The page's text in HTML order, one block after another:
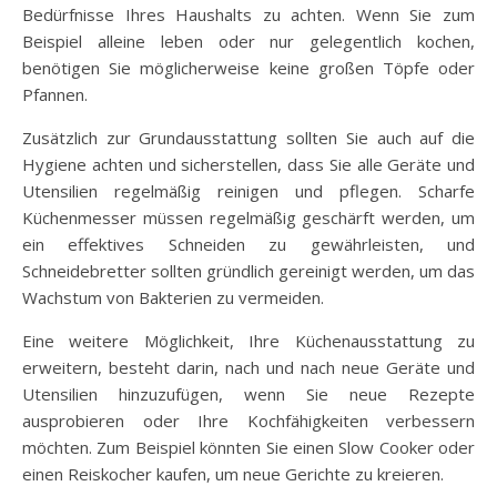
Bedürfnisse Ihres Haushalts zu achten. Wenn Sie zum
Beispiel alleine leben oder nur gelegentlich kochen,
benötigen Sie möglicherweise keine großen Töpfe oder
Pfannen.
Zusätzlich zur Grundausstattung sollten Sie auch auf die
Hygiene achten und sicherstellen, dass Sie alle Geräte und
Utensilien regelmäßig reinigen und pflegen. Scharfe
Küchenmesser müssen regelmäßig geschärft werden, um
ein effektives Schneiden zu gewährleisten, und
Schneidebretter sollten gründlich gereinigt werden, um das
Wachstum von Bakterien zu vermeiden.
Eine weitere Möglichkeit, Ihre Küchenausstattung zu
erweitern, besteht darin, nach und nach neue Geräte und
Utensilien hinzuzufügen, wenn Sie neue Rezepte
ausprobieren oder Ihre Kochfähigkeiten verbessern
möchten. Zum Beispiel könnten Sie einen Slow Cooker oder
einen Reiskocher kaufen, um neue Gerichte zu kreieren.